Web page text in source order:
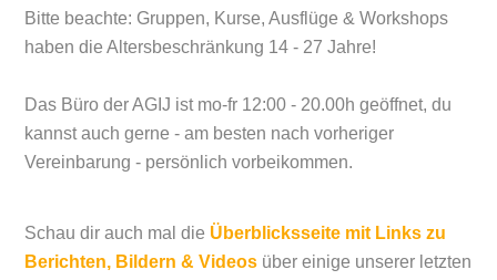
Bitte beachte: Gruppen, Kurse, Ausflüge & Workshops
haben die Altersbeschränkung 14 - 27 Jahre!
Das Büro der AGIJ ist mo-fr 12:00 - 20.00h geöffnet, du
kannst auch gerne - am besten nach vorheriger
Vereinbarung - persönlich vorbeikommen.
Schau dir auch mal die Überblicksseite mit Links zu
Berichten, Bildern & Videos über einige unserer letzten